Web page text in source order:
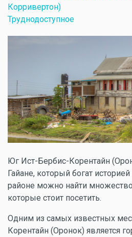
Корривертон)
Труднодоступное
Юг Ист-Бербис-Корентайн
Гайане, который богат
районе можно найти
которые стоит посетить.
Одним из самых известных
Корентайн (Оронок) является